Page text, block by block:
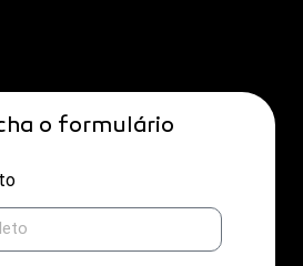
o formulário